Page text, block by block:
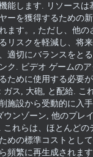
能します. リソースは
ーを獲得するための
ます。, ただし、他の
リスクを軽減し、将
適切にバランスをとる
ク. ビデオ ゲームの
ために使用する必要
ガス, 大砲, と配給. こ
施設から受動的に入
ウンゾーン, 他のプレ
これらは、ほとんどの
めの標準コストとし
頻繁に再生成されます